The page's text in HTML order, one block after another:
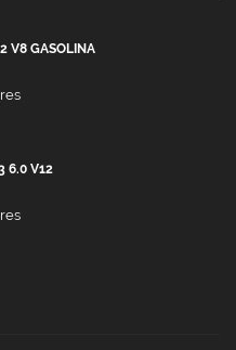
V8 GASOLINA
6.0 V12